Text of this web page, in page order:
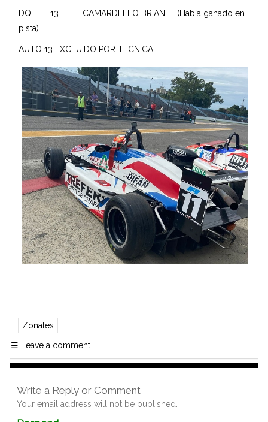
DQ 13 CAMARDELLO BRIAN (Había ganado en
pista)
AUTO 13 EXCLUIDO POR TECNICA
Zonales
☰ Leave a comment
Write a Reply or Comment
Your email address will not be published.